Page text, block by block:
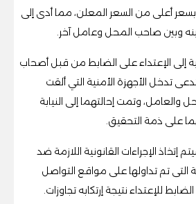
بسعر أعلى من السعر المعلن، مما أدى إلى
وبين صاحب المحل وعامل آخر.
إلى الإعتداء على الضابط من قبل أصحاب
تدخل الأجهزة الأمنية التي ألقت
وتمت إحالتهما إلى النيابة
على ذمة التحقيق.
إتخاذ الإجراءات القانونية اللازمة ضد
التى تم تداولها على مواقع التواصل
للإعتداء نتيجة إرتكابه تجاوزات.